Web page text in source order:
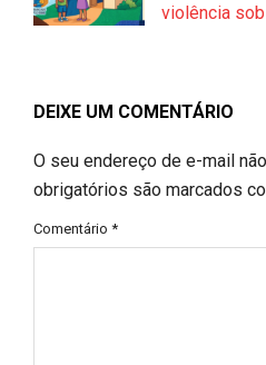
violência
DEIXE UM COMENTÁRIO
O seu endereço de e-mail
obrigatórios são marcados
Comentário *